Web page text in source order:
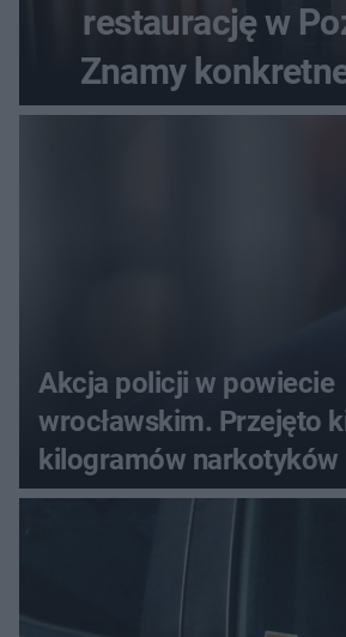
restaurację w
Znamy
menu
Akcja policji w powiecie
wrocławskim. Przejęto
kilogramów narkotyków